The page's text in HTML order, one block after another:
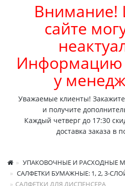
Внимание!
сайте
Информацию
у
Уважаемые клиенты!
и получите
Каждый четверг до 17:30
доставка заказа в
УПАКОВОЧНЫЕ И РАСХОДНЫЕ
САЛФЕТКИ БУМАЖНЫЕ: 1, 2, 3-
САЛФЕТКИ ДЛЯ ДИСПЕНСЕРА